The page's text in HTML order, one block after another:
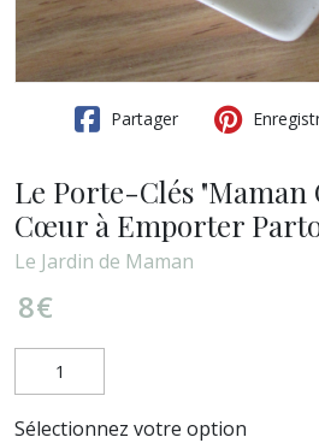
Partager
Le Porte-Clés "Maman
Cœur à Emporter
Le Jardin de Maman
8€
Sélectionnez votre option